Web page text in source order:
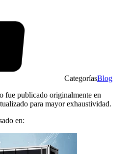
CategoríasBlog
fue publicado originalmente en
para mayor exhaustividad.
en: